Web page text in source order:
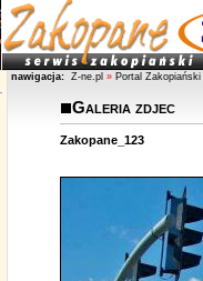
nawigacja: Z-ne.pl » Portal Zakopiański
Galeria zdjec
Zakopane_123